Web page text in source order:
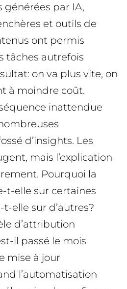
par IA,
et outils de
ont permis
tâches autrefois
on va plus vite, on
à moindre coût.
inattendue
d’insights. Les
mais l’explication
Pourquoi la
t-elle sur certaines
elle sur d’autres?
d’attribution
il passé le mois
mise à jour
l’automatisation